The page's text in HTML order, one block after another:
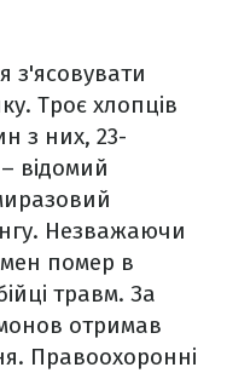
з'ясовувати
Троє хлопців
з них, 23-
відомий
Незважаючи
помер в
травм. За
отримав
Правоохоронні